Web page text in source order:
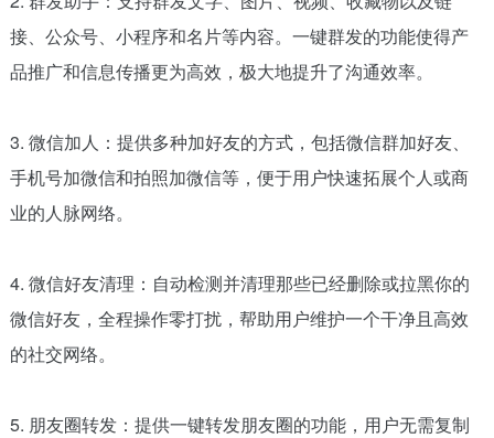
接、公众号、小程序和名片等内容。一键群发的功能使得产
品推广和信息传播更为高效，极大地提升了沟通效率。
3. 微信加人：提供多种加好友的方式，包括微信群加好友、
手机号加微信和拍照加微信等，便于用户快速拓展个人或商
业的人脉网络。
4. 微信好友清理：自动检测并清理那些已经删除或拉黑你的
微信好友，全程操作零打扰，帮助用户维护一个干净且高效
的社交网络。
5. 朋友圈转发：提供一键转发朋友圈的功能，用户无需复制